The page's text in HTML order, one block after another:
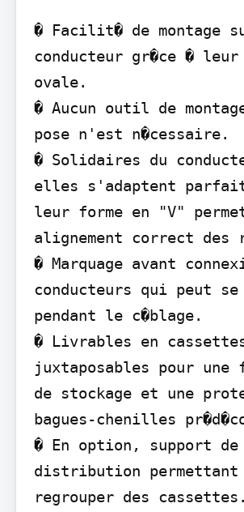
� Facilit� de montage
conducteur gr�ce � leur
ovale.
� Aucun outil de
pose n'est n�cessaire.
� Solidaires du
elles s'adaptent
leur forme en "V"
alignement correct des
� Marquage avant
conducteurs qui peut
pendant le c�blage.
� Livrables en
juxtaposables pour
de stockage et une
bagues-chenilles
� En option, support de
distribution permettant
regrouper des